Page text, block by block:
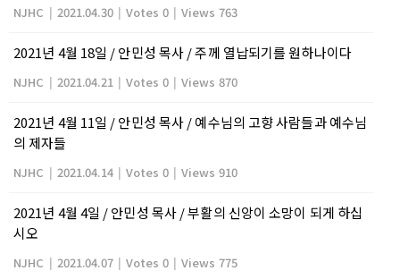
NJHC | 2021.04.30 | Votes 0 | Views 763
2021년 4월 18일 / 안민성 목사 / 주께 열납되기를 원하나이다
NJHC | 2021.04.21 | Votes 0 | Views 870
2021년 4월 11일 / 안민성 목사 / 예수님의 고향 사람들과 예수님
의 제자들
NJHC | 2021.04.14 | Votes 0 | Views 910
2021년 4월 4일 / 안민성 목사 / 부활의 신앙이 소망이 되게 하십
시오
NJHC | 2021.04.07 | Votes 0 | Views 775